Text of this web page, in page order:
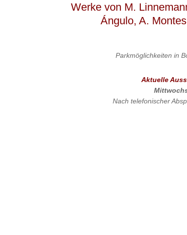
Werke von M.
Ángulo, A.
Parkmöglichkeiten in
Aktuelle
Nach telefonischer